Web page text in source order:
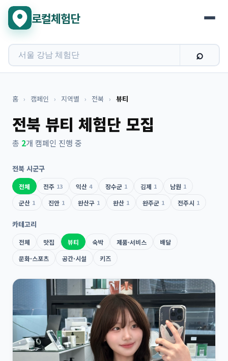
로컬체험단
홈 › 캠페인 › 지역별 › 전북 › 뷰티
전북 뷰티 체험단 모집
총 2개 캠페인 진행 중
전북 시군구
전체 전주 13 익산 4 장수군 1 김제 1 남원 1
군산 1 진안 1 완산구 1 완산 1 완주군 1 전주시 1
카테고리
전체 맛집 뷰티 숙박 제품·서비스
배달
문화·스포츠
공간·시설 키즈